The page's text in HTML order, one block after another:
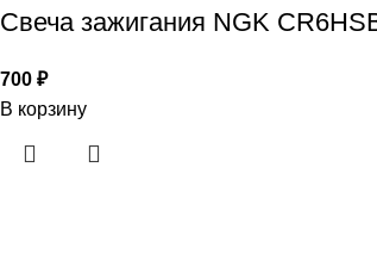
Свеча зажигания NGK
700 ₽
В корзину